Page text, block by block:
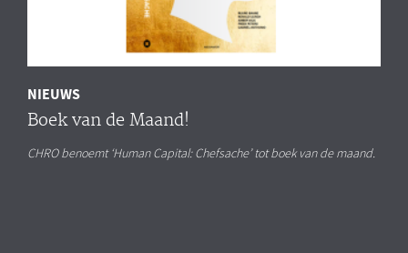
NIEUWS
Boek van de Maand!
CHRO benoemt ‘Human Capital: Chefsache’ tot boek van de maand.